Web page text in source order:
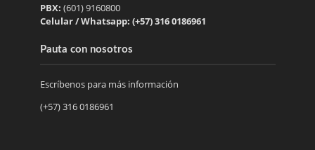
PBX: (601) 9160800
Celular / Whatsapp: (+57) 316 0186961
Pauta con nosotros
Escríbenos para más información
(+57) 316 0186961